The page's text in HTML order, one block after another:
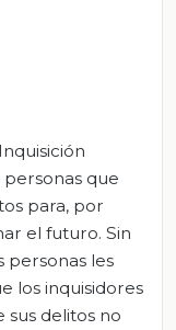
personas que
para, por
el futuro. Sin
personas les
los inquisidores
sus delitos no